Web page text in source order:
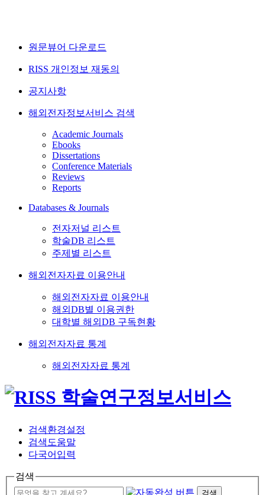
원문뷰어 다운로드
RISS 개인정보 재동의
공지사항
해외전자정보서비스 검색
Academic Journals
Ebooks
Dissertations
Conference Materials
Reviews
Reports
Databases & Journals
전자저널 리스트
학술DB 리스트
주제별 리스트
해외전자자료 이용안내
해외전자자료 이용안내
해외DB별 이용권한
대학별 해외DB 구독현황
해외전자자료 통계
해외전자자료 통계
검색환경설정
검색도움말
다국어입력
검색
검색